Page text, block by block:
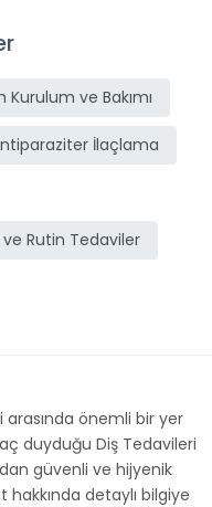
Kurulum ve Bakımı
İlaçlama
Rutin Tedaviler
önemli bir yer
duyduğu Diş Tedavileri
güvenli ve hijyenik
detaylı bilgiye